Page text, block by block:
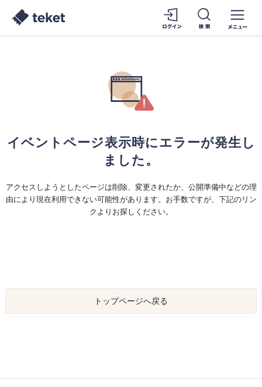
イベントページ表示時にエラーが発生し
ました。
アクセスしようとしたページは削除、変更されたか、公開準備中などの理
由により現在利用できない可能性があります。お手数ですが、下記のリン
クよりお探しください。
トップページへ戻る